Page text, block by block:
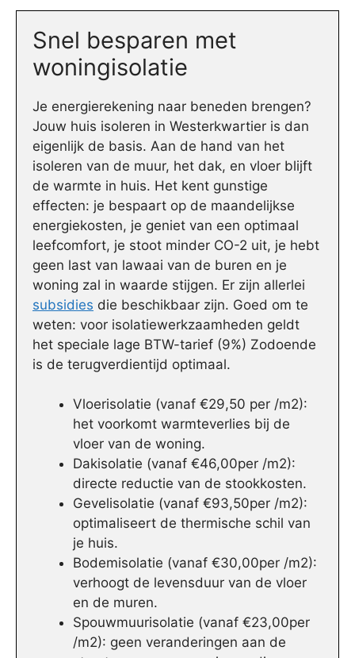
Snel besparen met
woningisolatie
Je energierekening naar beneden brengen?
Jouw huis isoleren in Westerkwartier is dan
eigenlijk de basis. Aan de hand van het
isoleren van de muur, het dak, en vloer blijft
de warmte in huis. Het kent gunstige
effecten: je bespaart op de maandelijkse
energiekosten, je geniet van een optimaal
leefcomfort, je stoot minder CO-2 uit, je hebt
geen last van lawaai van de buren en je
woning zal in waarde stijgen. Er zijn allerlei
subsidies die beschikbaar zijn. Goed om te
weten: voor isolatiewerkzaamheden geldt
het speciale lage BTW-tarief (9%) Zodoende
is de terugverdientijd optimaal.
Vloerisolatie (vanaf €29,50 per /m2):
het voorkomt warmteverlies bij de
vloer van de woning.
Dakisolatie (vanaf €46,00per /m2):
directe reductie van de stookkosten.
Gevelisolatie (vanaf €93,50per /m2):
optimaliseert de thermische schil van
je huis.
Bodemisolatie (vanaf €30,00per /m2):
verhoogt de levensduur van de vloer
en de muren.
Spouwmuurisolatie (vanaf €23,00per
/m2): geen veranderingen aan de